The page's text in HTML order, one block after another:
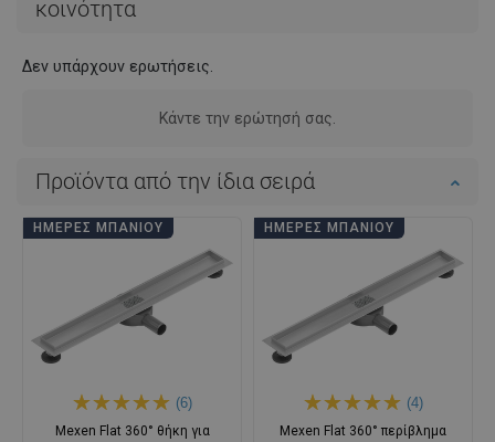
κοινότητα
Δεν υπάρχουν ερωτήσεις.
Κάντε την ερώτησή σας.
Προϊόντα από την ίδια σειρά
ΗΜΈΡΕΣ ΜΠΆΝΙΟΥ
(6)
Mexen Flat 360° θήκη για
ΗΜΈΡΕΣ ΜΠΆΝΙΟΥ
(4)
Mexen Flat 360° περίβλημα